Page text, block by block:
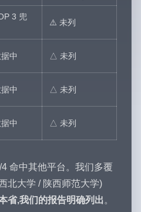
3 兜
⚠️ 未列
中 △ 未列
中 △ 未列
中 △ 未列
命中其他平台。我们多覆
北大学 / 陕西师范大学)
省,我们的报告明确列出 。